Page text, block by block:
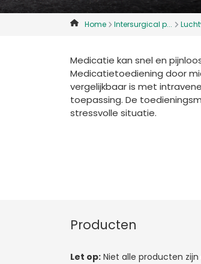
Home Intersurgical p...
Medicatie kan snel en
Medicatietoediening door
vergelijkbaar is met
toepassing. De
stressvolle situatie.
Producten
Let op: Niet alle producten